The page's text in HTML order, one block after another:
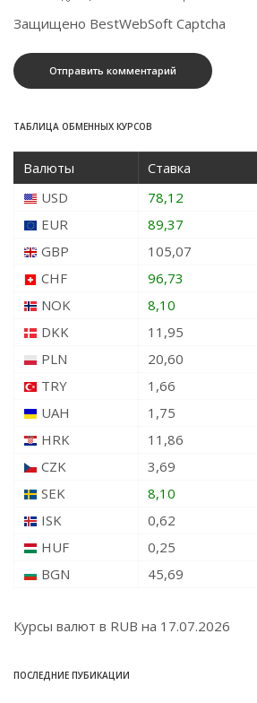
Защищено BestWebSoft Captcha
ТАБЛИЦА ОБМЕННЫХ КУРСОВ
Валюты Ставка
USD
78,12
EUR
89,37
GBP
105,07
CHF
96,73
NOK
8,10
DKK
11,95
PLN
20,60
TRY
1,66
UAH
1,75
HRK
11,86
CZK
3,69
SEK
8,10
ISK
0,62
HUF
0,25
BGN
45,69
Курсы валют в RUB на 17.07.2026
ПОСЛЕДНИЕ ПУБИКАЦИИ